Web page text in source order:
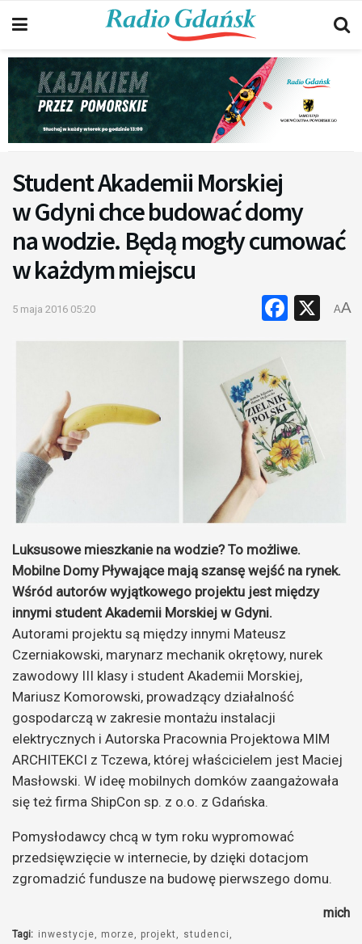
Student Akademii Morskiej
w Gdyni chce budować domy
na wodzie. Będą mogły cumować
w każdym miejscu
5 maja 2016 05:20 X
AA
Luksusowe mieszkanie na wodzie? To możliwe.
Mobilne Domy Pływające mają szansę wejść na rynek.
Wśród autorów wyjątkowego projektu jest między
innymi student Akademii Morskiej w Gdyni.
Autorami projektu są między innymi Mateusz
Czerniakowski, marynarz mechanik okrętowy, nurek
zawodowy III klasy i student Akademii Morskiej,
Mariusz Komorowski, prowadzący działalność
gospodarczą w zakresie montażu instalacji
elektrycznych i Autorska Pracownia Projektowa MIM
ARCHITEKCI z Tczewa, której właścicielem jest Maciej
Masłowski. W ideę mobilnych domków zaangażowała
się też firma ShipCon sp. z o.o. z Gdańska.
Pomysłodawcy chcą w tym roku wypromować
przedsięwzięcie w internecie, by dzięki dotacjom
zgromadzić fundusze na budowę pierwszego domu.
mich
Tagi: inwestycje morze projekt
studenci